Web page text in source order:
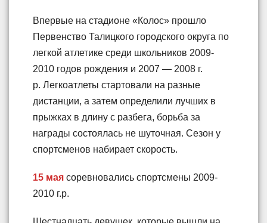
Впервые на стадионе «Колос» прошло
Первенство Талицкого городского округа по
легкой атлетике среди школьников 2009-
2010 годов рождения и 2007 — 2008 г.
р. Легкоатлеты стартовали на разные
дистанции, а затем определили лучших в
прыжках в длину с разбега, борьба за
награды состоялась не шуточная. Сезон у
спортсменов набирает скорость.
15 мая соревновались спортсмены 2009-
2010 г.р.